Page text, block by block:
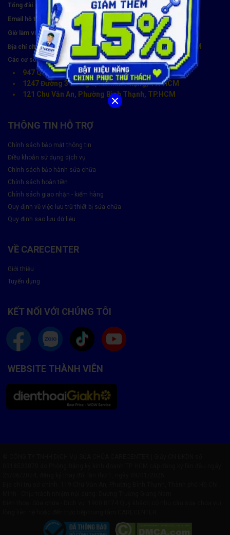
Tổng đài miễn phí:1900 8174
Email hỗ trợ: hotro@carecenter.vn
Giờ làm việc: Thứ 2 - CN, 8:00 - 21:00
Địa chỉ chính:119 Chu Văn An, Phường Bình Thạnh, TP. HCM
Các cơ sở tiếp nhận khác (8h30 - 21h30):
947 Quang Trung, Phường An Hội Tây, TP. HCM
1247 Đường 3 tháng 2, P. Minh Phụng, TP. HCM
121 Chu Văn An, Phường Bình Thạnh, TP.HCM
THÔNG TIN HỖ TRỢ
Chính sách bảo mật thông tin
Điều khoản sử dụng dịch vụ
Chính sách bảo hành sửa chữa
Chính sách hoàn tiền
Chính sách giao nhận - kiểm hàng
Quy định về việc lưu trữ thiết bị sửa chữa
Quy định sao lưu dữ liệu
VỀ CARECENTER
Giới thiệu
Tuyển dụng
KẾT NỐI VỚI CHÚNG TÔI
WEBSITE THÀNH VIÊN